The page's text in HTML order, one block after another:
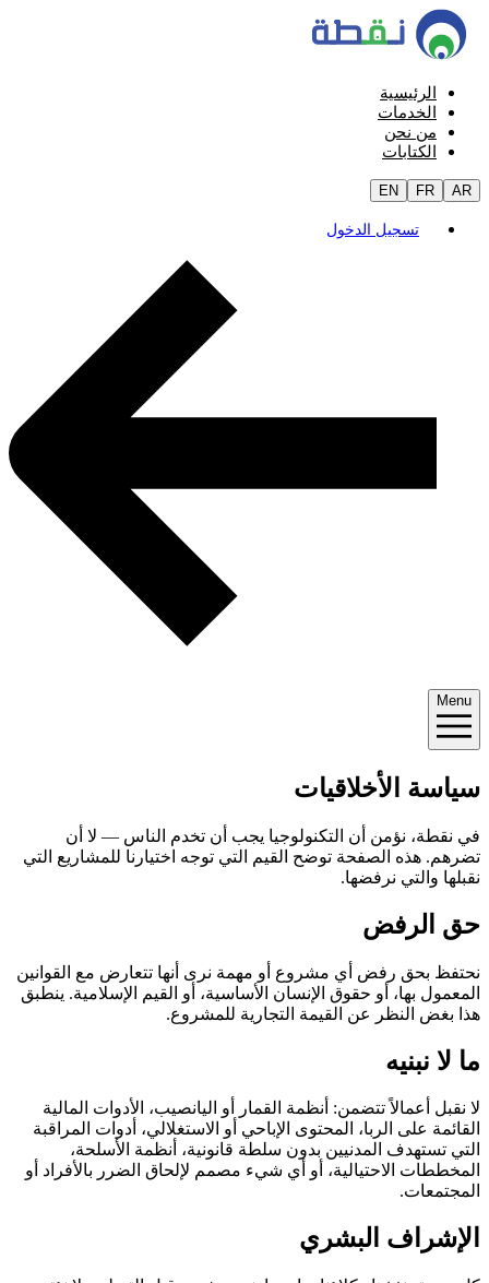
الرئيسية
الخدمات
من نحن
الكتابات
EN FR AR
تسجيل الدخول
Menu
سياسة الأخلاقيات
في نقطة، نؤمن أن التكنولوجيا يجب أن تخدم الناس — لا أن
تضرهم. هذه الصفحة توضح القيم التي توجه اختيارنا للمشاريع التي
نقبلها والتي نرفضها.
حق الرفض
نحتفظ بحق رفض أي مشروع أو مهمة نرى أنها تتعارض مع القوانين
المعمول بها، أو حقوق الإنسان الأساسية، أو القيم الإسلامية. ينطبق
هذا بغض النظر عن القيمة التجارية للمشروع.
ما لا نبنيه
لا نقبل أعمالاً تتضمن: أنظمة القمار أو اليانصيب، الأدوات المالية
القائمة على الربا، المحتوى الإباحي أو الاستغلالي، أدوات المراقبة
التي تستهدف المدنيين بدون سلطة قانونية، أنظمة الأسلحة،
المخططات الاحتيالية، أو أي شيء مصمم لإلحاق الضرر بالأفراد أو
المجتمعات.
الإشراف البشري